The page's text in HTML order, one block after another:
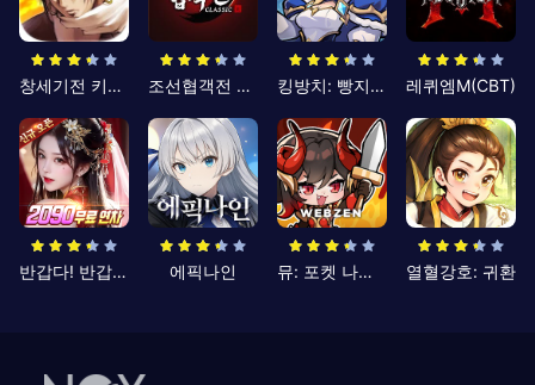
창세기전 키우기 조선협객전 클래식 킹방치: 빵지의 제왕 레퀴엠M(CBT)
반갑다! 반갑삼국지 에픽나인 뮤: 포켓 나이츠 열혈강호: 귀환